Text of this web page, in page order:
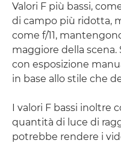
Valori F più bassi,
di campo più ridotta,
come f/11,
maggiore della
con esposizione
in base allo stile che
I valori F bassi inoltre
quantità di luce di
potrebbe rendere i